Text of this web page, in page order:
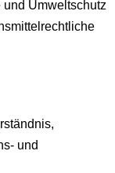
Umweltschutz
und